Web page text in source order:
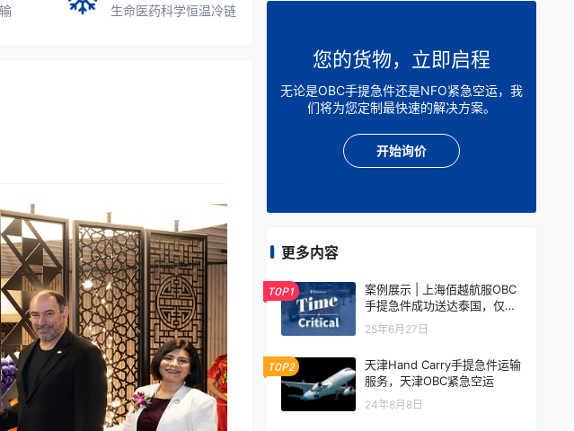
生命医药科学恒温冷链
您的货物，立即启程
无论是OBC手提急件还是NFO紧急空运，我
们将为您定制最快速的解决方案。
开始询价
更多内容
TOP1
案例展示 | 上海佰越航服OBC
手提急件成功送达泰国，仅用
时17小时，精准高效！
25年6月27日
TOP2
天津Hand Carry手提急件运输
服务，天津OBC紧急空运
24年8月8日